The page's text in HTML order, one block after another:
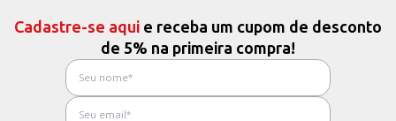
Cadastre-se aqui e receba um cupom de desconto
de 5% na primeira compra!